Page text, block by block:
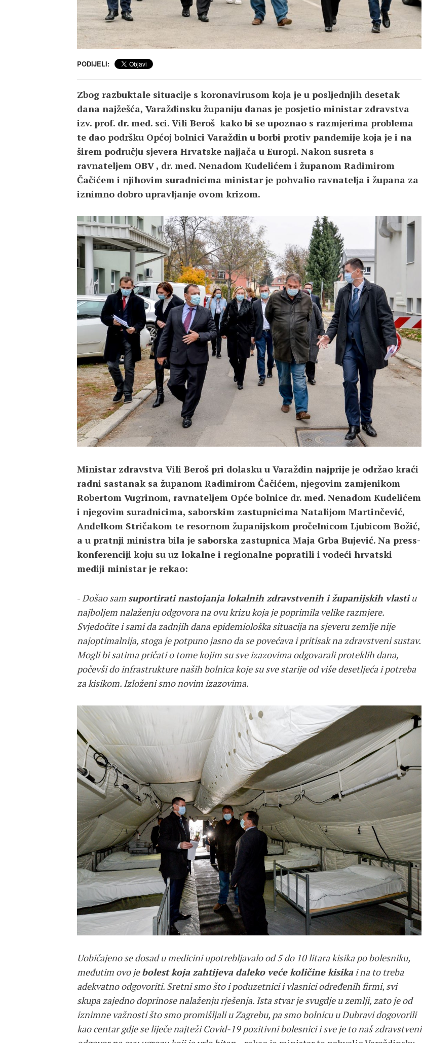
PODIJELI:
Zbog razbuktale situacije s koronavirusom koja je u posljednjih desetak
dana najžešća, Varaždinsku županiju danas je posjetio ministar zdravstva
izv. prof. dr. med. sci. Vili Beroš kako bi se upoznao s razmjerima problema
te dao podršku Općoj bolnici Varaždin u borbi protiv pandemije koja je i na
širem području sjevera Hrvatske najjača u Europi. Nakon susreta s
ravnateljem OBV , dr. med. Nenadom Kudelićem i županom Radimirom
Čačićem i njihovim suradnicima ministar je pohvalio ravnatelja i župana za
iznimno dobro upravljanje ovom krizom.
Ministar zdravstva Vili Beroš pri dolasku u Varaždin najprije je održao kraći
radni sastanak sa županom Radimirom Čačićem, njegovim zamjenikom
Robertom Vugrinom, ravnateljem Opće bolnice dr. med. Nenadom Kudelićem
i njegovim suradnicima, saborskim zastupnicima Natalijom Martinčević,
Anđelkom Stričakom te resornom županijskom pročelnicom Ljubicom Božić,
a u pratnji ministra bila je saborska zastupnica Maja Grba Bujević. Na press-
konferenciji koju su uz lokalne i regionalne popratili i vodeći hrvatski
mediji ministar je rekao:
- Došao sam suportirati nastojanja lokalnih zdravstvenih i županijskih vlastiu
najboljem nalaženju odgovora na ovu krizu koja je poprimila velike razmjere.
Svjedočite i sami da zadnjih dana epidemiološka situacija na sjeveru zemlje nije
najoptimalnija, stoga je potpuno jasno da se povećava i pritisak na zdravstveni sustav.
Mogli bi satima pričati o tome kojim su sve izazovima odgovarali proteklih dana,
počevši do infrastrukture naših bolnica koje su sve starije od više desetljeća i potreba
za kisikom. Izloženi smo novim izazovima.
Uobičajeno se dosad u medicini upotrebljavalo od 5 do 10 litara kisika po bolesniku,
međutim ovo jebolest koja zahtijeva daleko veće količine kisikai na to treba
adekvatno odgovoriti. Sretni smo što i poduzetnici i vlasnici određenih firmi, svi
skupa zajedno doprinose nalaženju rješenja. Ista stvar je svugdje u zemlji, zato je od
iznimne važnosti što smo promišljali u Zagrebu, pa smo bolnicu u Dubravi dogovorili
kao centar gdje se liječe najteži Covid-19 pozitivni bolesnici i sve je to naš zdravstveni